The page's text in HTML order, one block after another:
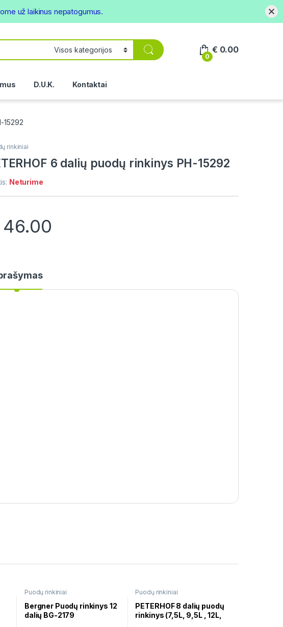
0
€ 0.00
D.U.K. Kontaktai
15292
rinkiniai
6 dalių puodų rinkinys PH-15292
Neturime
46.00
Puodų rinkiniai
Bergner Puodų rinkinys 12
dalių BG-2179
Puodų rinkiniai
PETERHOF 8 dalių puodų
rinkinys (7,5L, 9,5L , 12L,
už laikinus nepatogumus.